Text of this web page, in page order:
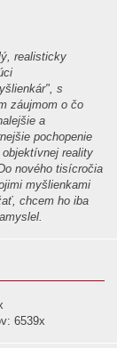
realisticky
s
záujmom o čo
a
pochopenie
objektívnej reality
nového tisícročia
myšlienkami
chcem ho iba
6539x